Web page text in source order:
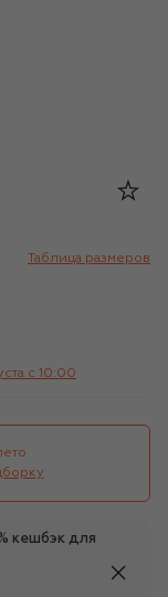
Таблица размеров
c 10:00
кешбэк для